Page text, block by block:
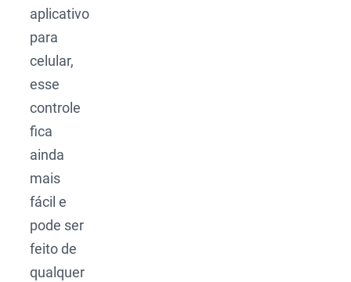
aplicativo
para
celular,
esse
controle
fica
ainda
mais
fácil e
pode ser
feito de
qualquer